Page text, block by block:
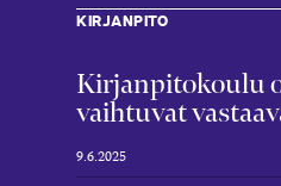
KIRJANPITO
Kirjanpitokoulu
vaihtuvat
9.6.2025